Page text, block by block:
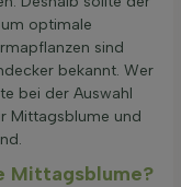
optimale
sind
bekannt. Wer
bei der Auswahl
Mittagsblume und
Mittagsblume?